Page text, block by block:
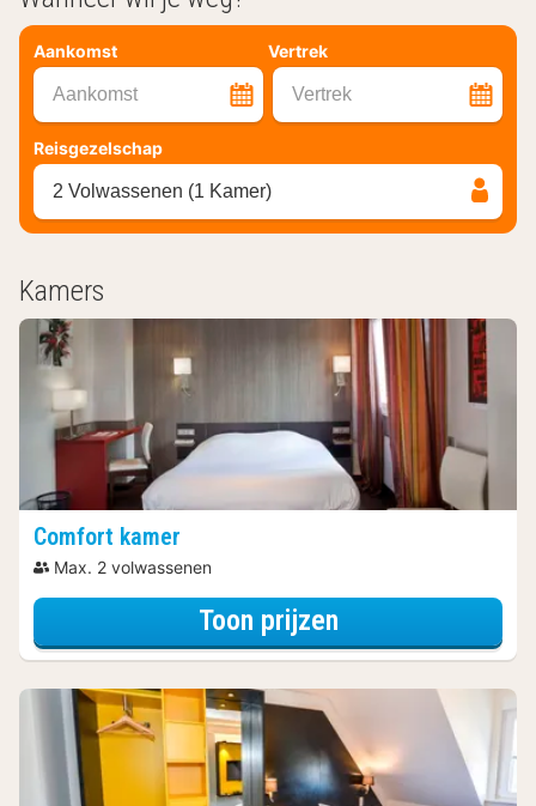
Aankomst Vertrek
Aankomst Vertrek
Reisgezelschap
2 Volwassenen (1 Kamer)
Kamers
Comfort kamer
Max. 2 volwassenen
Toon prijzenvoor Diner